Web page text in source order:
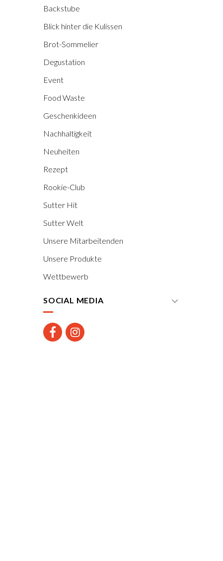
Backstube
Blick hinter die Kulissen
Brot-Sommelier
Degustation
Event
Food Waste
Geschenkideen
Nachhaltigkeit
Neuheiten
Rezept
Rookie-Club
Sutter Hit
Sutter Welt
Unsere Mitarbeitenden
Unsere Produkte
Wettbewerb
SOCIAL MEDIA